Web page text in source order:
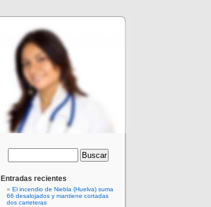
Entradas recientes
El incendio de Niebla (Huelva) suma
66 desalojados y mantiene cortadas
dos carreteras